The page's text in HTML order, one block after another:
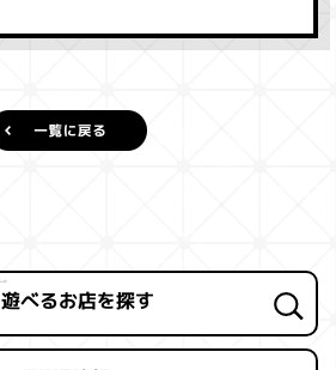
遊べるお店を探す